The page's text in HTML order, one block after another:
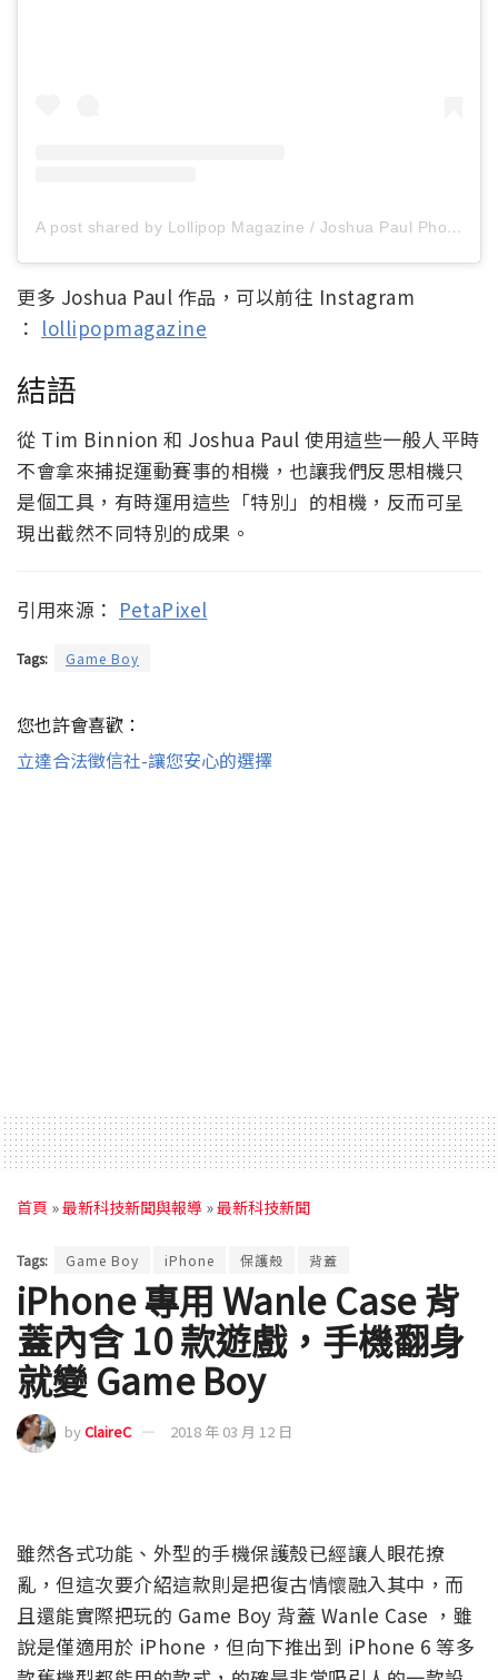
A post shared by Lollipop Magazine / Joshua Paul Photography (@lollipopmagazine)
更多 Joshua Paul 作品，可以前往 Instagram
： lollipopmagazine
結語
從 Tim Binnion 和 Joshua Paul 使用這些一般人平時
不會拿來捕捉運動賽事的相機，也讓我們反思相機只
是個工具，有時運用這些「特別」的相機，反而可呈
現出截然不同特別的成果。
引用來源： PetaPixel
Tags: Game Boy
您也許會喜歡：
立達合法徵信社-讓您安心的選擇
首頁 »最新科技新聞與報導 »最新科技新聞
Tags: Game Boy iPhone 保護殼 背蓋
iPhone 專用 Wanle Case 背
蓋內含 10 款遊戲，手機翻身
就變 Game Boy
byClaireC 2018 年 03 月 12 日
雖然各式功能、外型的手機保護殼已經讓人眼花撩
亂，但這次要介紹這款則是把復古情懷融入其中，而
且還能實際把玩的 Game Boy 背蓋 Wanle Case ，雖
說是僅適用於 iPhone，但向下推出到 iPhone 6 等多